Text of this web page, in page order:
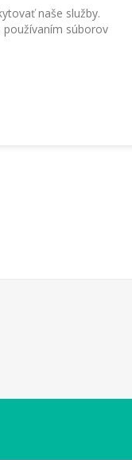
naše služby.
používaním súborov